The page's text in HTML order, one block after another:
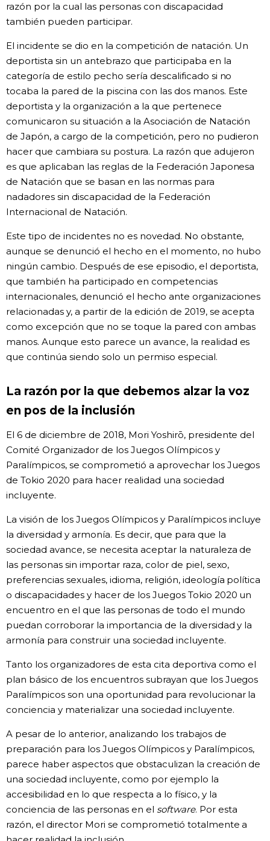
razón por la cual las personas con discapacidad
también pueden participar.
El incidente se dio en la competición de natación. Un
deportista sin un antebrazo que participaba en la
categoría de estilo pecho sería descalificado si no
tocaba la pared de la piscina con las dos manos. Este
deportista y la organización a la que pertenece
comunicaron su situación a la Asociación de Natación
de Japón, a cargo de la competición, pero no pudieron
hacer que cambiara su postura. La razón que adujeron
es que aplicaban las reglas de la Federación Japonesa
de Natación que se basan en las normas para
nadadores sin discapacidad de la Federación
Internacional de Natación.
Este tipo de incidentes no es novedad. No obstante,
aunque se denunció el hecho en el momento, no hubo
ningún cambio. Después de ese episodio, el deportista,
que también ha participado en competencias
internacionales, denunció el hecho ante organizaciones
relacionadas y, a partir de la edición de 2019, se acepta
como excepción que no se toque la pared con ambas
manos. Aunque esto parece un avance, la realidad es
que continúa siendo solo un permiso especial.
La razón por la que debemos alzar la voz
en pos de la inclusión
El 6 de diciembre de 2018, Mori Yoshirō, presidente del
Comité Organizador de los Juegos Olímpicos y
Paralímpicos, se comprometió a aprovechar los Juegos
de Tokio 2020 para hacer realidad una sociedad
incluyente.
La visión de los Juegos Olímpicos y Paralímpicos incluye
la diversidad y armonía. Es decir, que para que la
sociedad avance, se necesita aceptar la naturaleza de
las personas sin importar raza, color de piel, sexo,
preferencias sexuales, idioma, religión, ideología política
o discapacidades y hacer de los Juegos Tokio 2020 un
encuentro en el que las personas de todo el mundo
puedan corroborar la importancia de la diversidad y la
armonía para construir una sociedad incluyente.
Tanto los organizadores de esta cita deportiva como el
plan básico de los encuentros subrayan que los Juegos
Paralímpicos son una oportunidad para revolucionar la
conciencia y materializar una sociedad incluyente.
A pesar de lo anterior, analizando los trabajos de
preparación para los Juegos Olímpicos y Paralímpicos,
parece haber aspectos que obstaculizan la creación de
una sociedad incluyente, como por ejemplo la
accesibilidad en lo que respecta a lo físico, y la
conciencia de las personas en el software. Por esta
razón, el director Mori se comprometió totalmente a